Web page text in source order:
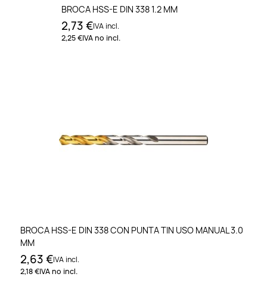
BROCA HSS-E DIN 338 1.2 MM
2,73 €IVA incl.
2,25 €IVA no incl.
BROCA HSS-E DIN 338 CON PUNTA TIN USO MANUAL 3.0
MM
2,63 €IVA incl.
2,18 €IVA no incl.